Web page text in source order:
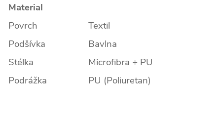
Material
Povrch
Textil
Podšívka
Bavlna
Stélka
Microfibra + PU
Podrážka
PU (Poliuretan)